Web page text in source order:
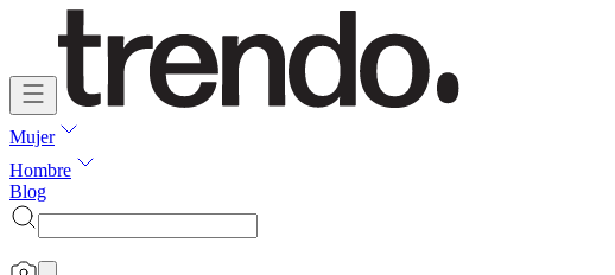
Mujer
Hombre
Blog